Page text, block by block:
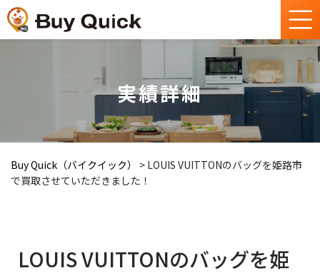
実績詳細
Buy Quick（バイクイック） > LOUIS VUITTONのバッグを姫路市
で買取させていただきました！
LOUIS VUITTONのバッグを姫